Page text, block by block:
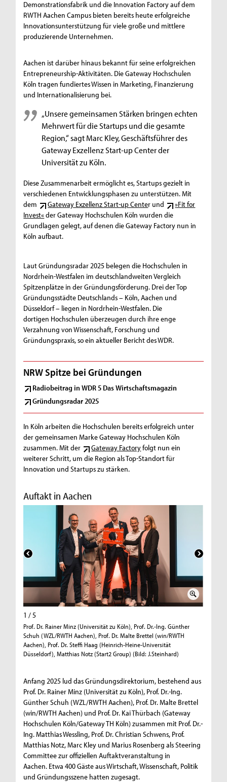
Demonstrationsfabrik und die Innovation Factory auf dem
RWTH Aachen Campus bieten bereits heute erfolgreiche
Innovationsunterstützung für viele große und mittlere
produzierende Unternehmen.
Aachen ist darüber hinaus bekannt für seine erfolgreichen
Entrepreneurship-Aktivitäten. Die Gateway Hochschulen
Köln tragen fundiertes Wissen in Marketing, Finanzierung
und Internationalisierung bei.
„Unsere gemeinsamen Stärken bringen echten
Mehrwert für die Startups und die gesamte
Region,“ sagt Marc Kley, Geschäftsführer des
Gateway Exzellenz Start-up Center der
Universität zu Köln.
Diese Zusammenarbeit ermöglicht es, Startups gezielt in
verschiedenen Entwicklungsphasen zu unterstützen. Mit
dem
Gateway Exzellenz Start-up Center und
»Fit for
Invest«der Gateway Hochschulen Köln wurden die
Grundlagen gelegt, auf denen die Gateway Factory nun in
Köln aufbaut.
Laut Gründungsradar 2025 belegen die Hochschulen in
Nordrhein-Westfalen im deutschlandweiten Vergleich
Spitzenplätze in der Gründungsförderung. Drei der Top
Gründungsstädte Deutschlands – Köln, Aachen und
Düsseldorf – liegen in Nordrhein-Westfalen. Die
dortigen Hochschulen überzeugen durch ihre enge
Verzahnung von Wissenschaft, Forschung und
Gründungspraxis, so ein aktueller Bericht des WDR.
NRW Spitze bei Gründungen
Radiobeitrag in WDR 5 Das Wirtschaftsmagazin
Gründungsradar 2025
In Köln arbeiten die Hochschulen bereits erfolgreich unter
der gemeinsamen Marke Gateway Hochschulen Köln
zusammen. Mit der
Gateway Factoryfolgt nun ein
weiterer Schritt, um die Region als Top-Standort für
Innovation und Startups zu stärken.
Auftakt in Aachen
1 / 5
Prof. Dr. Rainer Minz (Universität zu Köln), Prof. Dr.-Ing. Günther
Schuh (WZL/RWTH Aachen), Prof. Dr. Malte Brettel (win/RWTH
Aachen), Prof. Dr. Steffi Haag (Heinrich-Heine-Universität
Düsseldorf), Matthias Notz (Start2 Group) (Bild: J.Steinhard)
Anfang 2025 lud das Gründungsdirektorium, bestehend aus
Prof. Dr. Rainer Minz (Universität zu Köln), Prof. Dr.-Ing.
Günther Schuh (WZL/RWTH Aachen), Prof. Dr. Malte Brettel
(win/RWTH Aachen) und Prof. Dr. Kai Thürbach (Gateway
Hochschulen Köln/Gateway TH Köln) zusammen mit Prof. Dr.-
Ing. Matthias Wessling, Prof. Dr. Christian Schwens, Prof.
Matthias Notz, Marc Kley und Marius Rosenberg als Steering
Committee zur offiziellen Auftaktveranstaltung in
Aachen. Etwa 400 Gäste aus Wirtschaft, Wissenschaft, Politik
und Gründungsszene hatten zugesagt.